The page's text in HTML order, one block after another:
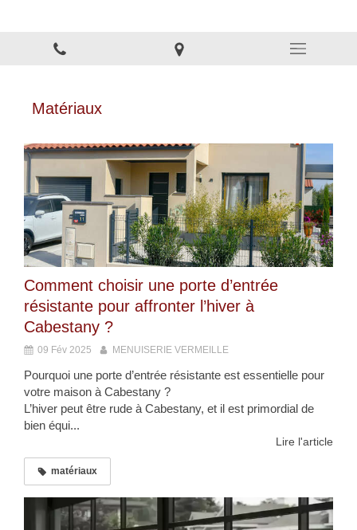
Matériaux
Comment choisir une porte d’entrée
résistante pour affronter l’hiver à
Cabestany ?
09 Fév 2025 MENUISERIE VERMEILLE
Pourquoi une porte d’entrée résistante est essentielle pour
votre maison à Cabestany ?
L’hiver peut être rude à Cabestany, et il est primordial de
bien équi...
Lire l'article
matériaux